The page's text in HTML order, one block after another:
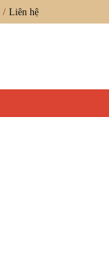
Liên hệ